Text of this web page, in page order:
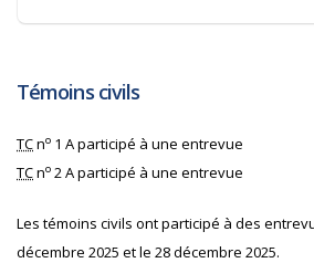
Témoins civils
TCno 1 A participé à une entrevue
TCno 2 A participé à une entrevue
Les témoins civils ont participé à des
décembre 2025 et le 28 décembre 2025.